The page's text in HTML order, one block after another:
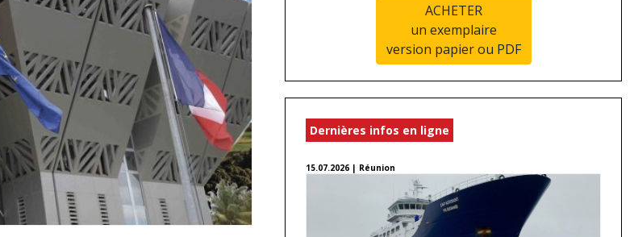
ACHETER
un exemplaire
version papier ou PDF
Dernières infos en ligne
15.07.2026 | Réunion